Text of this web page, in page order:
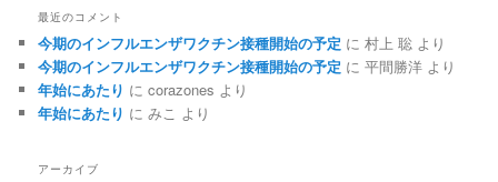
最近のコメント
今期のインフルエンザワクチン接種開始の予定 に村上 聡 より
今期のインフルエンザワクチン接種開始の予定 に平間勝洋 より
年始にあたり にcorazones より
年始にあたり にみこ より
アーカイブ